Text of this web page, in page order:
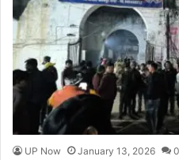
UP Now January 13, 2026 0